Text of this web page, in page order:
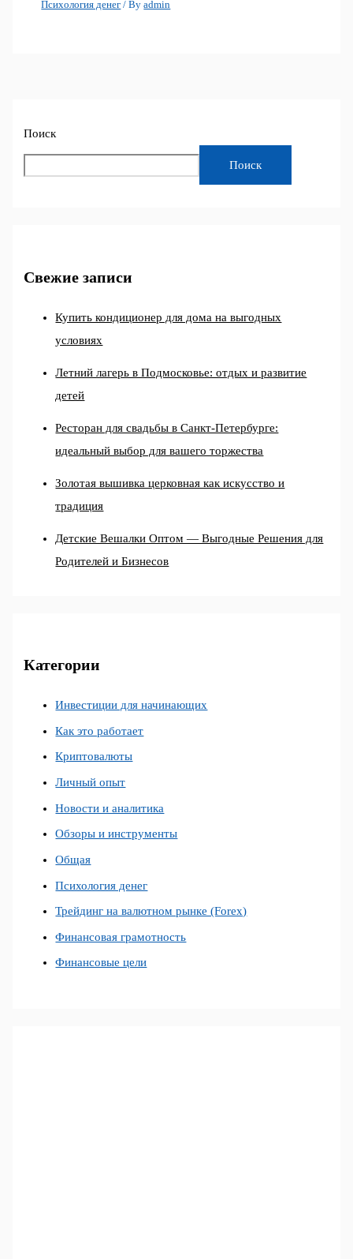
Психология денег / Byadmin
Поиск
Поиск
Свежие записи
Купить кондиционер для дома на выгодных
условиях
Летний лагерь в Подмосковье: отдых и развитие
детей
Ресторан для свадьбы в Санкт-Петербурге:
идеальный выбор для вашего торжества
Золотая вышивка церковная как искусство и
традиция
Детские Вешалки Оптом — Выгодные Решения для
Родителей и Бизнесов
Категории
Инвестиции для начинающих
Как это работает
Криптовалюты
Личный опыт
Новости и аналитика
Обзоры и инструменты
Общая
Психология денег
Трейдинг на валютном рынке (Forex)
Финансовая грамотность
Финансовые цели